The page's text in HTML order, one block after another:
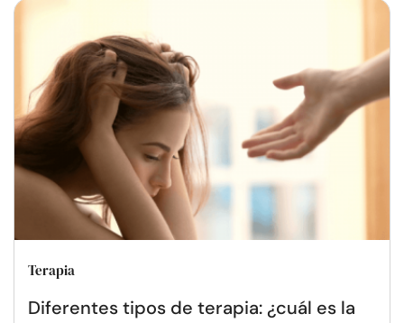
Terapia
Diferentes tipos de terapia: ¿cuál es la